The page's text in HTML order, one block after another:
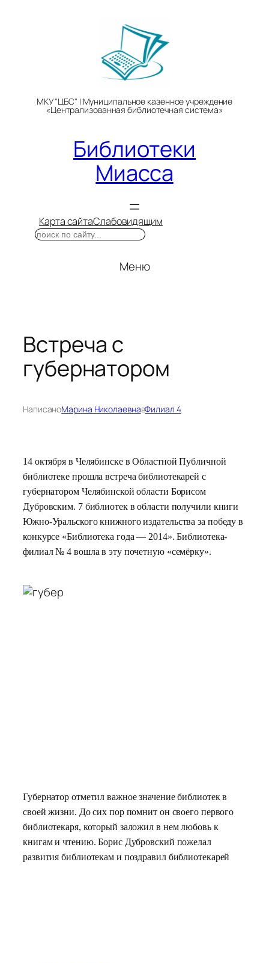
МКУ "ЦБС" | Муниципальное казенное учреждение
«Централизованная библиотечная система»
Библиотеки
Миасса
Карта сайтаСлабовидящим
Поиск
Меню
Встреча с
губернатором
НаписаноМарина НиколаевнавФилиал 4
14 октября в Челябинске в Областной Публичной
библиотеке прошла встреча библиотекарей с
губернатором Челябинской области Борисом
Дубровским. 7 библиотек в области получили книги
Южно-Уральского книжного издательства за победу в
конкурсе «Библиотека года — 2014». Библиотека-
филиал № 4 вошла в эту почетную «семёрку».
Губернатор отметил важное значение библиотек в
своей жизни. До сих пор помнит он своего первого
библиотекаря, который заложил в нем любовь к
книгам и чтению. Борис Дубровский пожелал
развития библиотекам и поздравил библиотекарей